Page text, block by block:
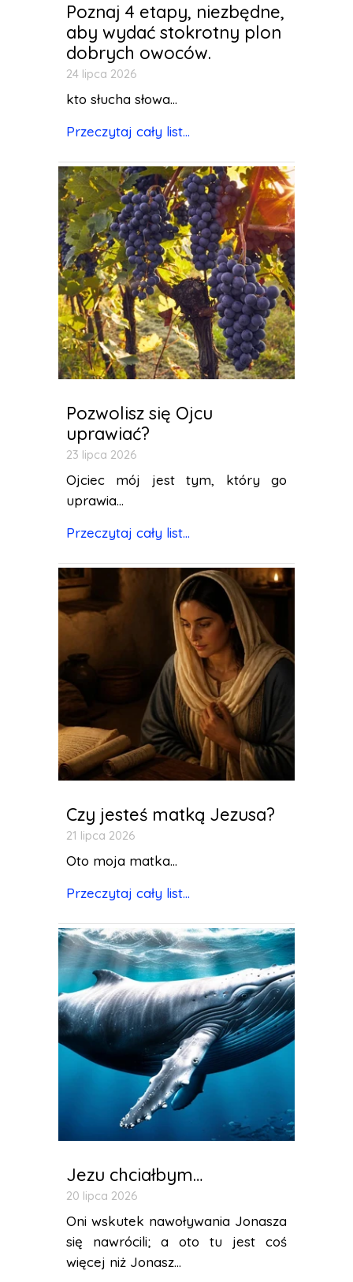
Poznaj 4 etapy, niezbędne,
aby wydać stokrotny plon
dobrych owoców.
24 lipca 2026
kto słucha słowa...
Przeczytaj cały list...
Pozwolisz się Ojcu
uprawiać?
23 lipca 2026
Ojciec mój jest tym, który go
uprawia...
Przeczytaj cały list...
Czy jesteś matką Jezusa?
21 lipca 2026
Oto moja matka...
Przeczytaj cały list...
Jezu chciałbym…
20 lipca 2026
Oni wskutek nawoływania Jonasza
się nawrócili; a oto tu jest coś
więcej niż Jonasz...